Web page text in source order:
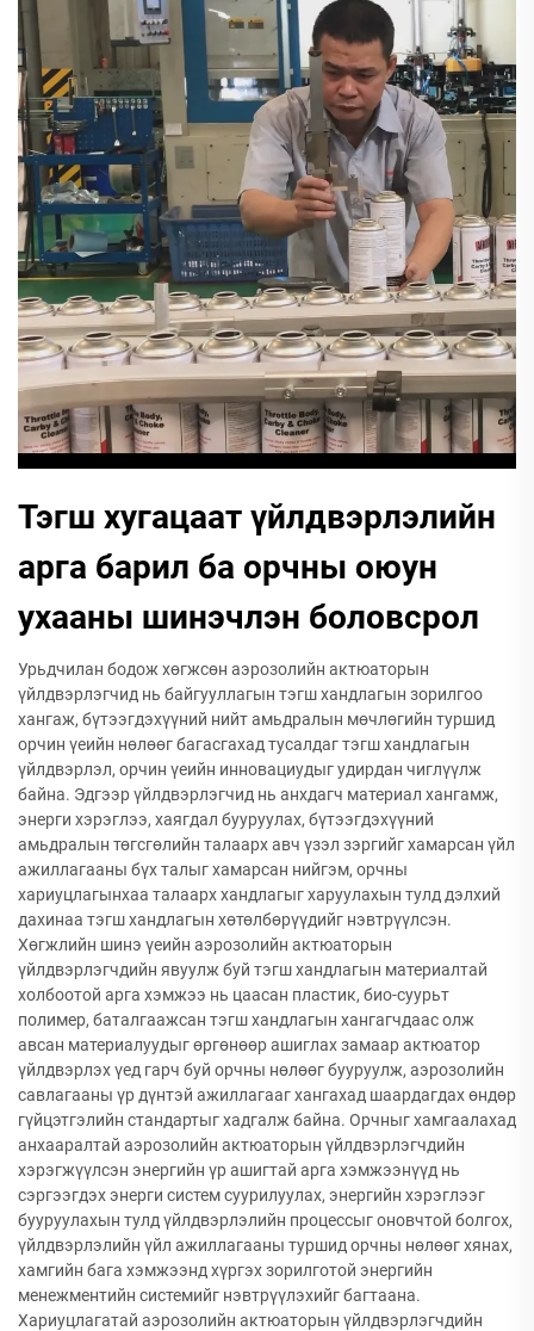
Тэгш хугацаат үйлдвэрлэлийн
арга барил ба орчны оюун
ухааны шинэчлэн боловсрол
Урьдчилан бодож хөгжсөн аэрозолийн актюаторын
үйлдвэрлэгчид нь байгууллагын тэгш хандлагын зорилгоо
хангаж, бүтээгдэхүүний нийт амьдралын мөчлөгийн туршид
орчин үеийн нөлөөг багасгахад тусалдаг тэгш хандлагын
үйлдвэрлэл, орчин үеийн инновациудыг удирдан чиглүүлж
байна. Эдгээр үйлдвэрлэгчид нь анхдагч материал хангамж,
энерги хэрэглээ, хаягдал бууруулах, бүтээгдэхүүний
амьдралын төгсгөлийн талаарх авч үзэл зэргийг хамарсан үйл
ажиллагааны бүх талыг хамарсан нийгэм, орчны
хариуцлагынхаа талаарх хандлагыг харуулахын тулд дэлхий
дахинаа тэгш хандлагын хөтөлбөрүүдийг нэвтрүүлсэн.
Хөгжлийн шинэ үеийн аэрозолийн актюаторын
үйлдвэрлэгчдийн явуулж буй тэгш хандлагын материалтай
холбоотой арга хэмжээ нь цаасан пластик, био-суурьт
полимер, баталгаажсан тэгш хандлагын хангагчдаас олж
авсан материалуудыг өргөнөөр ашиглах замаар актюатор
үйлдвэрлэх үед гарч буй орчны нөлөөг бууруулж, аэрозолийн
савлагааны үр дүнтэй ажиллагааг хангахад шаардагдах өндөр
гүйцэтгэлийн стандартыг хадгалж байна. Орчныг хамгаалахад
анхааралтай аэрозолийн актюаторын үйлдвэрлэгчдийн
хэрэгжүүлсэн энергийн үр ашигтай арга хэмжээнүүд нь
сэргээгдэх энерги систем суурилуулах, энергийн хэрэглээг
бууруулахын тулд үйлдвэрлэлийн процессыг оновчтой болгох,
үйлдвэрлэлийн үйл ажиллагааны туршид орчны нөлөөг хянах,
хамгийн бага хэмжээнд хүргэх зорилготой энергийн
менежментийн системийг нэвтрүүлэхийг багтаана.
Хариуцлагатай аэрозолийн актюаторын үйлдвэрлэгчдийн